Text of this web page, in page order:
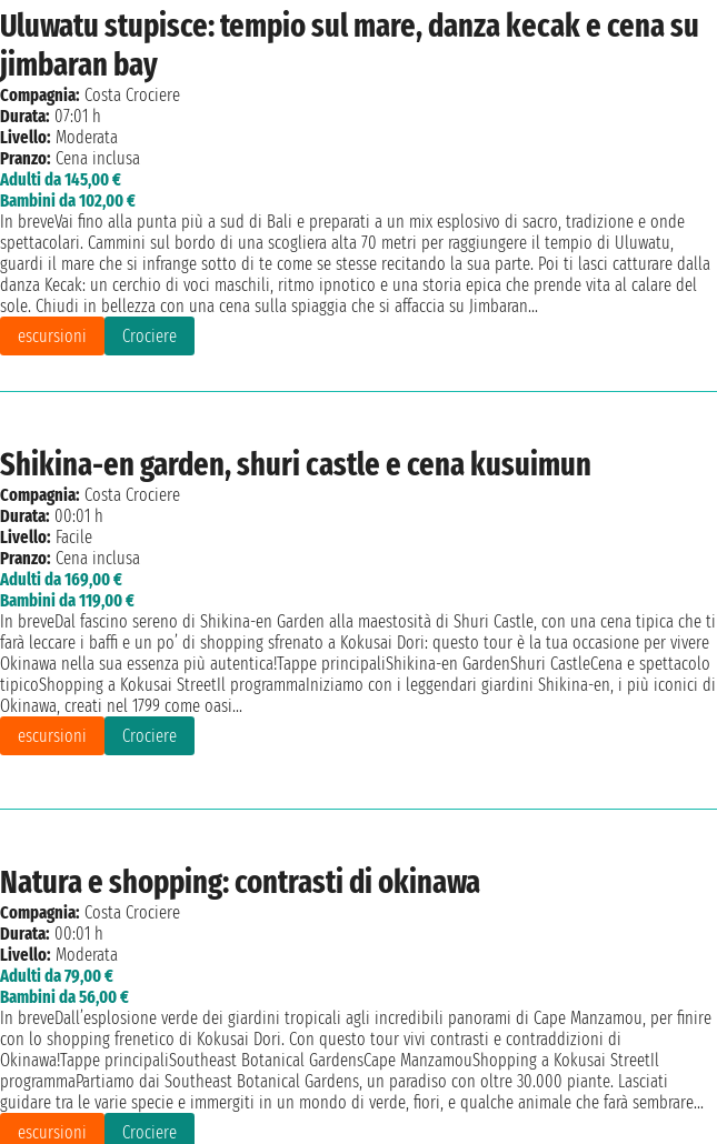
Uluwatu stupisce: tempio sul mare, danza kecak e cena su
jimbaran bay
Compagnia: Costa Crociere
Durata: 07:01 h
Livello: Moderata
Pranzo: Cena inclusa
Adulti da 145,00 €
Bambini da 102,00 €
In breveVai fino alla punta più a sud di Bali e preparati a un mix esplosivo di sacro, tradizione e onde
spettacolari. Cammini sul bordo di una scogliera alta 70 metri per raggiungere il tempio di Uluwatu,
guardi il mare che si infrange sotto di te come se stesse recitando la sua parte. Poi ti lasci catturare dalla
danza Kecak: un cerchio di voci maschili, ritmo ipnotico e una storia epica che prende vita al calare del
sole. Chiudi in bellezza con una cena sulla spiaggia che si affaccia su Jimbaran...
escursioni
Crociere
Shikina-en garden, shuri castle e cena kusuimun
Compagnia: Costa Crociere
Durata: 00:01 h
Livello: Facile
Pranzo: Cena inclusa
Adulti da 169,00 €
Bambini da 119,00 €
In breveDal fascino sereno di Shikina-en Garden alla maestosità di Shuri Castle, con una cena tipica che ti
farà leccare i baffi e un po’ di shopping sfrenato a Kokusai Dori: questo tour è la tua occasione per vivere
Okinawa nella sua essenza più autentica!Tappe principaliShikina-en GardenShuri CastleCena e spettacolo
tipicoShopping a Kokusai StreetIl programmaIniziamo con i leggendari giardini Shikina-en, i più iconici di
Okinawa, creati nel 1799 come oasi...
escursioni
Crociere
Natura e shopping: contrasti di okinawa
Compagnia: Costa Crociere
Durata: 00:01 h
Livello: Moderata
Adulti da 79,00 €
Bambini da 56,00 €
In breveDall’esplosione verde dei giardini tropicali agli incredibili panorami di Cape Manzamou, per finire
con lo shopping frenetico di Kokusai Dori. Con questo tour vivi contrasti e contraddizioni di
Okinawa!Tappe principaliSoutheast Botanical GardensCape ManzamouShopping a Kokusai StreetIl
programmaPartiamo dai Southeast Botanical Gardens, un paradiso con oltre 30.000 piante. Lasciati
guidare tra le varie specie e immergiti in un mondo di verde, fiori, e qualche animale che farà sembrare...
escursioni
Crociere